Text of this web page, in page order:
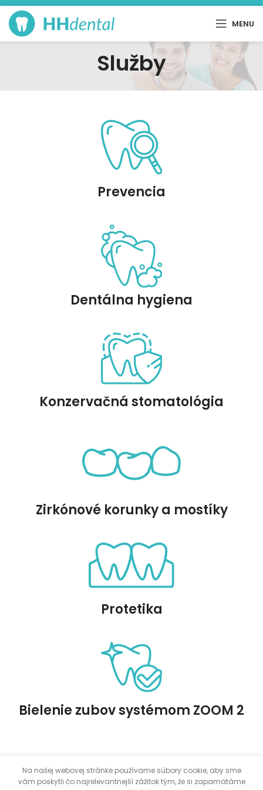
MENU
Služby
Prevencia
Dentálna hygiena
Konzervačná stomatológia
Zirkónové korunky a mostíky
Protetika
Bielenie zubov systémom ZOOM 2
Na našej webovej stránke používame súbory cookie, aby sme
vám poskytli čo najrelevantnejší zážitok tým, že si zapamätáme